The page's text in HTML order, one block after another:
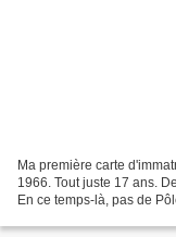
Ma première carte
1966. Tout juste 17 ans.
En ce temps-là, pas de